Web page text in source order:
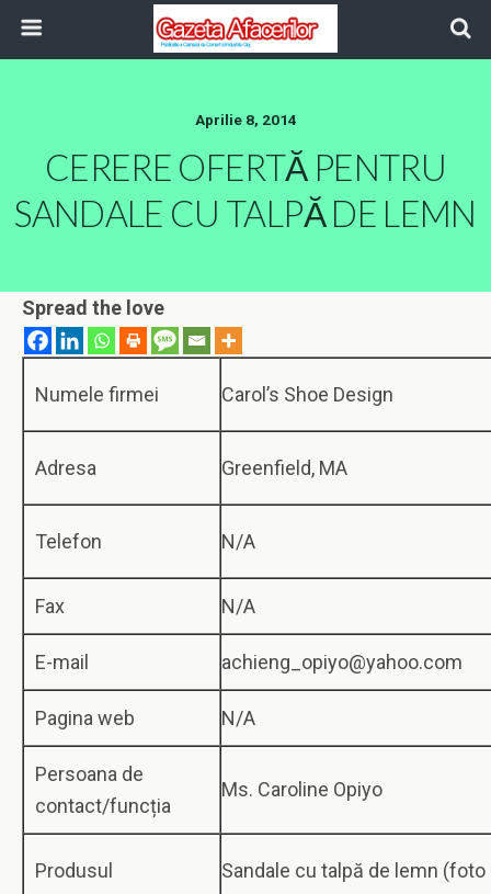
Aprilie 8, 2014
CERERE OFERTĂ PENTRU
SANDALE CU TALPĂ DE LEMN
Spread the love
Numele firmei Carol’s Shoe Design
Adresa Greenfield, MA
Telefon N/A
Fax N/A
E-mail achieng_opiyo@yahoo.com
Pagina web N/A
Persoana de
contact/funcția
Ms. Caroline Opiyo
Produsul Sandale cu talpă de lemn